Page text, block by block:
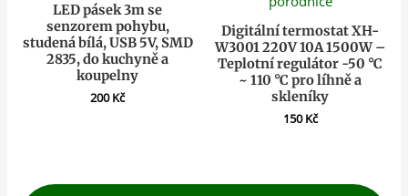
LED pásek 3m se
senzorem pohybu,
studená bílá, USB 5V, SMD
2835, do kuchyně a
koupelny
200Kč
Digitální termostat XH-
W3001 220V 10A 1500W –
Teplotní regulátor -50 °C
~ 110 °C pro líhně a
skleníky
150Kč